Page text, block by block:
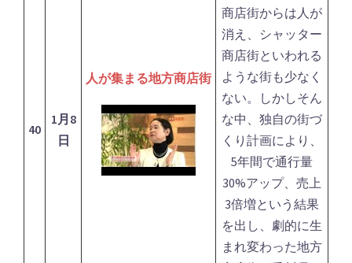
40
1月8
日
人が集まる地方商店街
商店街からは人が
消え、シャッター
商店街といわれる
ような街も少なく
ない。しかしそん
な中、独自の街づ
くり計画により、
5年間で通行量
30%アップ、売上
3倍増という結果
を出し、劇的に生
まれ変わった地方